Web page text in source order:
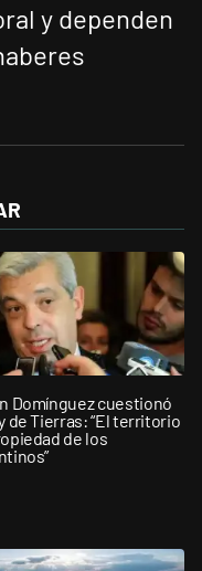
y dependen
Domínguez cuestionó
de Tierras: “El territorio
de los